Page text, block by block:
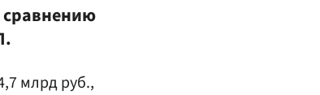
сравнению
млрд руб.,